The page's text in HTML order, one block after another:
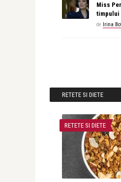
Miss
timpului
de Irina
RETETE SI DIETE
RETETE SI DIETE